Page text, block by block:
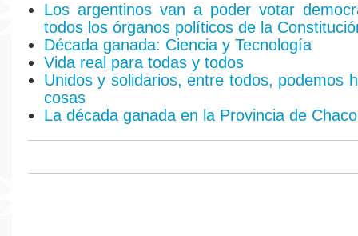
Los argentinos van a poder votar
todos los órganos políticos de la
Década ganada: Ciencia y Tecnología
Vida real para todas y todos
Unidos y solidarios, entre todos, podemos
cosas
La década ganada en la Provincia de Chaco